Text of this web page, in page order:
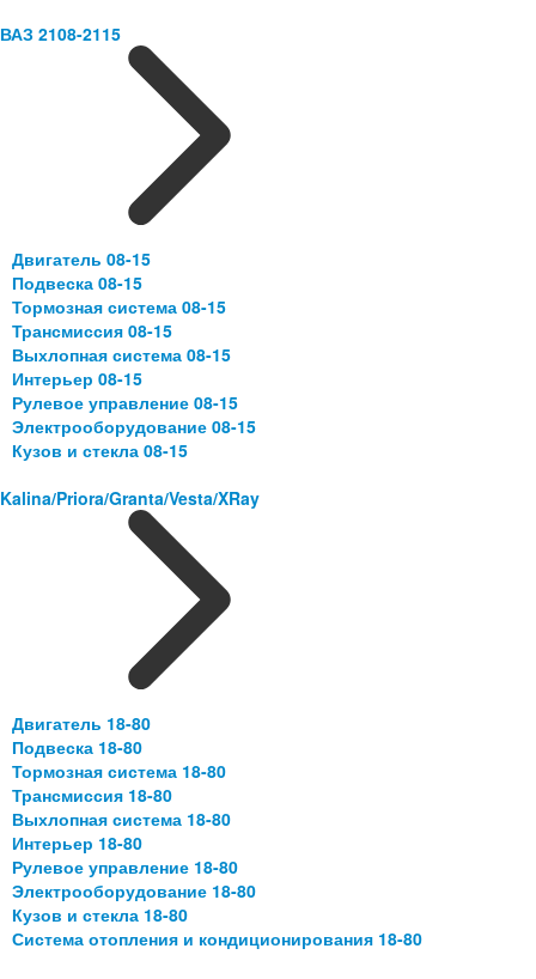
ВАЗ 2108-2115
Двигатель 08-15
Подвеска 08-15
Тормозная система 08-15
Трансмиссия 08-15
Выхлопная система 08-15
Интерьер 08-15
Рулевое управление 08-15
Электрооборудование 08-15
Кузов и стекла 08-15
Kalina/Priora/Granta/Vesta/XRay
Двигатель 18-80
Подвеска 18-80
Тормозная система 18-80
Трансмиссия 18-80
Выхлопная система 18-80
Интерьер 18-80
Рулевое управление 18-80
Электрооборудование 18-80
Кузов и стекла 18-80
Система отопления и кондиционирования 18-80